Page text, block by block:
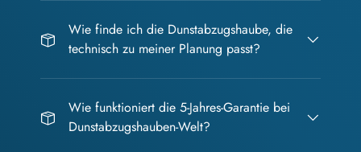
Wie finde ich die Dunstabzugshaube, die
technisch zu meiner Planung passt?
Wie funktioniert die 5-Jahres-Garantie bei
Dunstabzugshauben-Welt?